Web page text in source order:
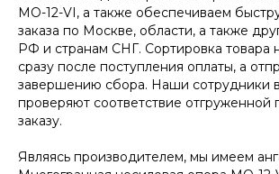
МО-12-VI, а также обеспечиваем
заказа по Москве, области, а также
РФ и странам СНГ. Сортировка товара
сразу после поступления оплаты, а
завершению сбора. Наши сотрудники
проверяют соответствие отгруженной
заказу.
Являясь производителем, мы имеем